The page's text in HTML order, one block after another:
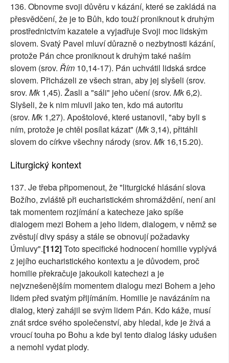
136. Obnovme svoji důvěru v kázání, které se zakládá na
přesvědčení, že je to Bůh, kdo touží proniknout k druhým
prostřednictvím kazatele a vyjadřuje Svoji moc lidským
slovem. Svatý Pavel mluví důrazně o nezbytnosti kázání,
protože Pán chce proniknout k druhým také naším
slovem (srov. Řím 10,14-17). Pán uchvátil lidská srdce
slovem. Přicházeli ze všech stran, aby jej slyšeli (srov.
srov. Mk1,45). Žasli a "sáli" jeho učení (srov. Mk6,2).
Slyšeli, že k nim mluvil jako ten, kdo má autoritu
(srov. Mk1,27). Apoštolové, které ustanovil, "aby byli s
ním, protože je chtěl posílat kázat" (Mk3,14), přitáhli
slovem do církve všechny národy (srov. Mk16,15.20).
Liturgický kontext
137. Je třeba připomenout, že "liturgické hlásání slova
Božího, zvláště při eucharistickém shromáždění, není ani
tak momentem rozjímání a katecheze jako spíše
dialogem mezi Bohem a jeho lidem, dialogem, v němž se
zvěstují divy spásy a stále se obnovují požadavky
Úmluvy".[112]Toto specifické hodnocení homilie vyplývá
z jejího eucharistického kontextu a je důvodem, proč
homilie překračuje jakoukoli katechezi a je
nejvznešenějším momentem dialogu mezi Bohem a jeho
lidem před svatým přijímáním. Homilie je navázáním na
dialog, který zahájil se svým lidem Pán. Kdo káže, musí
znát srdce svého společenství, aby hledal, kde je živá a
vroucí touha po Bohu a kde byl tento dialog lásky udušen
a nemohl vydat plody.